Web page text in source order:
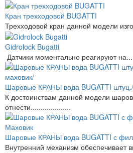
Кран трехходовой BUGATTI
Трехходовой кран данной модели
Gidrolock Bugatti
Датчики моментально реагируют
Шаровые КРАНЫ вода BUGATTI
К достоинствам данной модели
отнести....................
Шаровые КРАНЫ вода BUGATTI с
Внутренний механизм обеспечивает